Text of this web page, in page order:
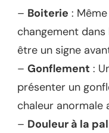
– Boiterie :
changement
être un signe
– Gonflement :
présenter un
chaleur anormale
– Douleur à la